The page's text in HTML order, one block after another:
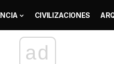
CIVILIZACIONES
ad